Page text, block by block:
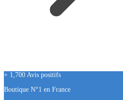
+ 1,700 Avis positifs
Boutique N°1 en France